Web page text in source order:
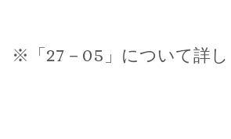
※「27－05」について詳